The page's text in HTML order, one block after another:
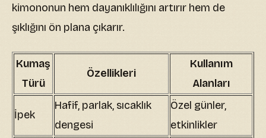
kimononun hem dayanıklılığını artırır hem de
şıklığını ön plana çıkarır.
Kumaş
Türü
Özellikleri
Kullanım
Alanları
İpek
Hafif, parlak, sıcaklık
dengesi
Özel günler,
etkinlikler